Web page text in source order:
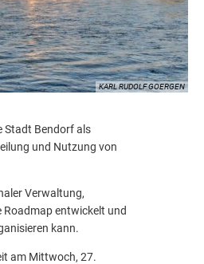
KARL RUDOLF GOERGEN
Stadt Bendorf als
und Nutzung von
Verwaltung,
entwickelt und
kann.
am Mittwoch, 27.